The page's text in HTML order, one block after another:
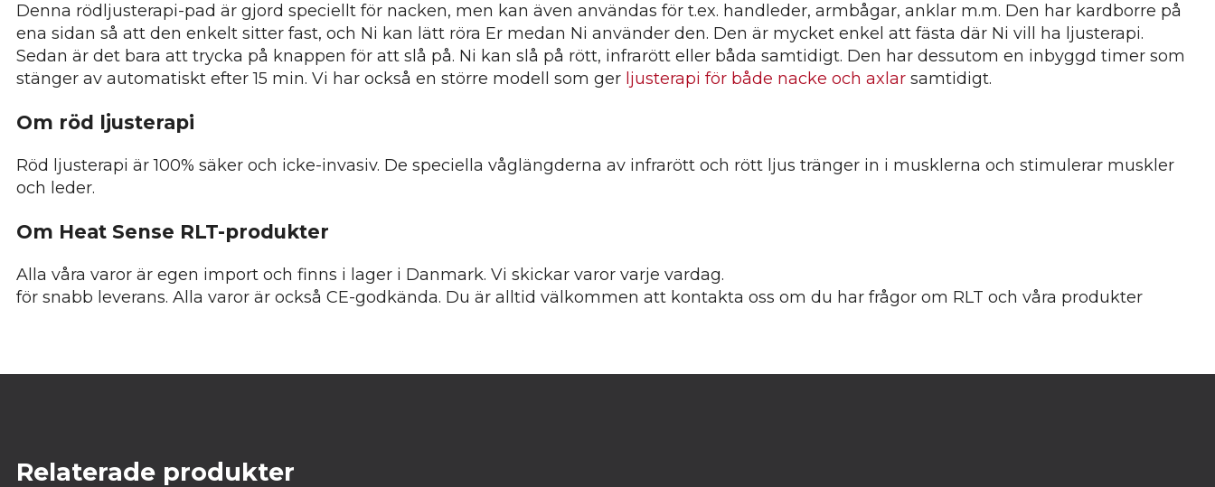
Denna rödljusterapi-pad är gjord speciellt för nacken, men kan även användas för t.ex. handleder, armbågar, anklar m.m. Den har kardborre på
ena sidan så att den enkelt sitter fast, och Ni kan lätt röra Er medan Ni använder den. Den är mycket enkel att fästa där Ni vill ha ljusterapi.
Sedan är det bara att trycka på knappen för att slå på. Ni kan slå på rött, infrarött eller båda samtidigt. Den har dessutom en inbyggd timer som
stänger av automatiskt efter 15 min. Vi har också en större modell som ger ljusterapi för både nacke och axlar samtidigt.
Om röd ljusterapi
Röd ljusterapi är 100% säker och icke-invasiv. De speciella våglängderna av infrarött och rött ljus tränger in i musklerna och stimulerar muskler
och leder.
Om Heat Sense RLT-produkter
Alla våra varor är egen import och finns i lager i Danmark. Vi skickar varor varje vardag.
för snabb leverans. Alla varor är också CE-godkända. Du är alltid välkommen att kontakta oss om du har frågor om RLT och våra produkter
Relaterade produkter